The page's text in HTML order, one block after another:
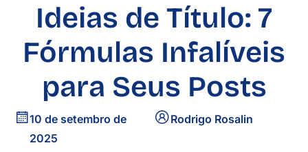
Ideias de Título: 7
Fórmulas Infalíveis
para Seus Posts
10 de setembro de
2025
Rodrigo Rosalin